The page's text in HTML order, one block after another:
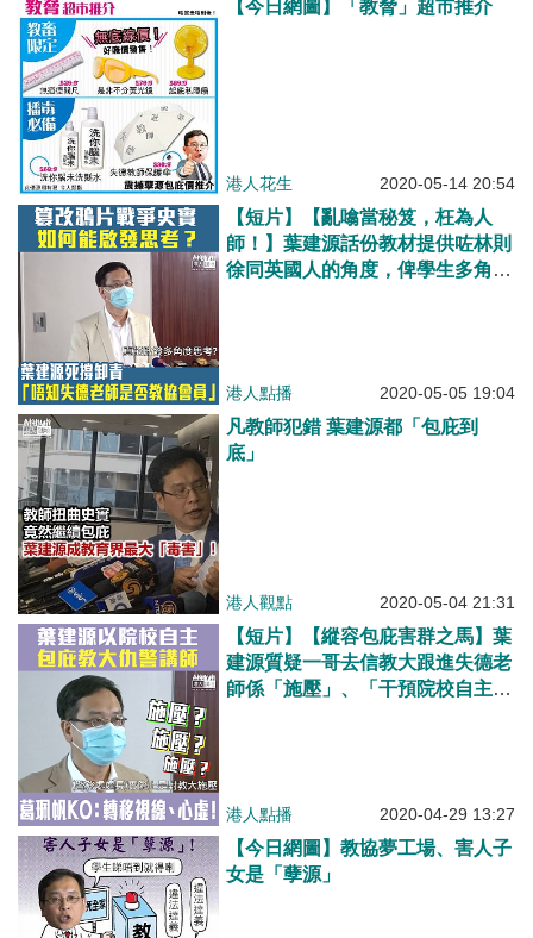
【今日網圖】「教脅」超市推介
港人花生 2020-05-14 20:54
【短片】【亂噏當秘笈，枉為人
師！】葉建源話份教材提供咗林則
徐同英國人的角度，俾學生多角度
港人點播 2020-05-05 19:04
凡教師犯錯 葉建源都「包庇到
底」
港人觀點 2020-05-04 21:31
【短片】【縱容包庇害群之馬】葉
建源質疑一哥去信教大跟進失德老
師係「施壓」、「干預院校自主」
港人點播 2020-04-29 13:27
【今日網圖】教協夢工場、害人子
女是「孽源」